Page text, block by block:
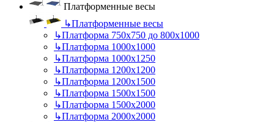
Платформенные весы
↳Платформенные весы
↳Платформа 750х750 до 800х1000
↳Платформа 1000х1000
↳Платформа 1000х1250
↳Платформа 1200х1200
↳Платформа 1200х1500
↳Платформа 1500х1500
↳Платформа 1500х2000
↳Платформа 2000х2000